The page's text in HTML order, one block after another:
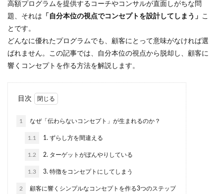
高額プログラムを提供するコーチやコンサルが直面しがちな問
題、それは 「自分本位の視点でコンセプトを設計してしまう」 こ
とです。
どんなに優れたプログラムでも、顧客にとって意味がなければ選
ばれません。この記事では、自分本位の視点から脱却し、顧客に
響くコンセプトを作る方法を解説します。
目次
1 なぜ「伝わらないコンセプト」が生まれるのか？
1.1 1. ずらし方を間違える
1.2 2. ターゲットがぼんやりしている
1.3 3. 特徴をコンセプトにしてしまう
2 顧客に響くシンプルなコンセプトを作る3つのステップ